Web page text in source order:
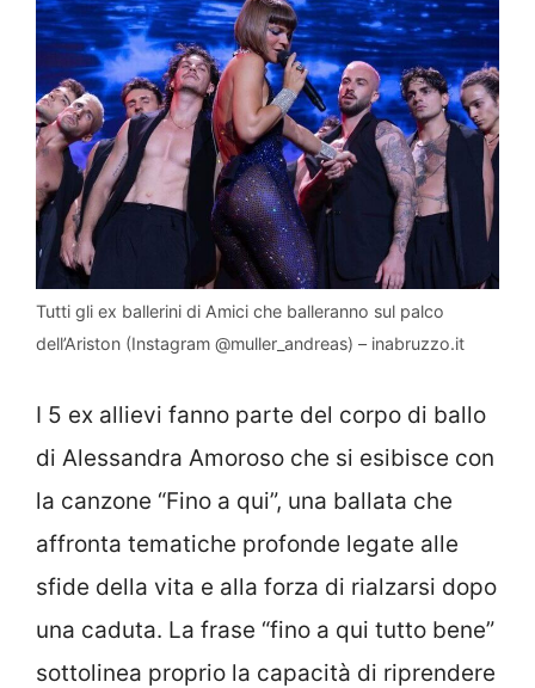
Tutti gli ex ballerini di Amici che balleranno sul palco
dell’Ariston (Instagram @muller_andreas) – inabruzzo.it
I 5 ex allievi fanno parte del corpo di ballo
di Alessandra Amoroso che si esibisce con
la canzone “Fino a qui”, una ballata che
affronta tematiche profonde legate alle
sfide della vita e alla forza di rialzarsi dopo
una caduta. La frase “fino a qui tutto bene”
sottolinea proprio la capacità di riprendere